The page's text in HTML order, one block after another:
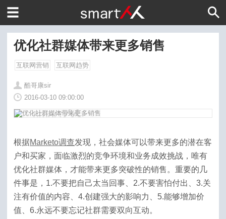
优化社群媒体带来更多销售
互联网营销 互联网趋势
酷哥康sir
2016-03-10 09:00:00
根据Marketo调查发现，社会媒体可以带来更多的潜在客
户和买家，面临激烈的竞争环境和业务成效挑战，唯有
优化社群媒体，才能带来更多突破性的销售。重要的几
件事是，1.不要把自己太当回事、2.不要害怕付出、3.关
注有价值的内容、4.创建强大的影响力、5.能够增加价
值、6.永远不要忘记社群需要双向互动。